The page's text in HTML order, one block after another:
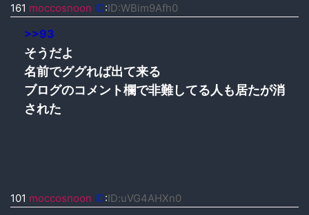
161 moccosnoon ID:ID:WBim9Afh0
>>93
そうだよ
名前でググれば出て来る
ブログのコメント欄で非難してる人も居たが消
された
101 moccosnoon ID:ID:uVG4AHXn0